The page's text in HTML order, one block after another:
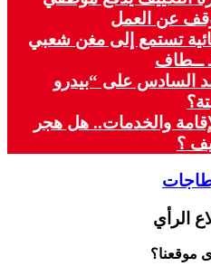
عن العمل
تستمع إلى مغن شعبي
ــطاف
السادس على “بيدرو
والخدمات.. هل هجر
؟
الرأي
موقعنا؟